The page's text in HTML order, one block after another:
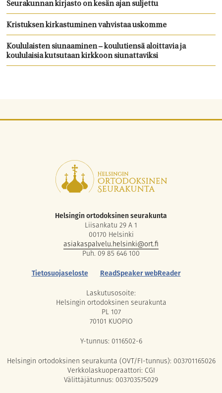
Seurakunnan kirjasto on kesän ajan suljettu
Kristuksen kirkastuminen vahvistaa uskomme
Koululaisten siunaaminen – koulutiensä aloittavia ja
koululaisia kutsutaan kirkkoon siunattaviksi
Helsingin ortodoksinen seurakunta
Liisankatu 29 A 1
00170 Helsinki
asiakaspalvelu.helsinki@ort.fi
Puh. 09 85 646 100
Tietosuojaseloste
ReadSpeaker webReader
Laskutusosoite:
Helsingin ortodoksinen seurakunta
PL 107
70101 KUOPIO
Y-tunnus: 0116502-6
Helsingin ortodoksinen seurakunta (OVT/FI-tunnus): 003701165026
Verkkolaskuoperaattori: CGI
Välittäjätunnus: 003703575029